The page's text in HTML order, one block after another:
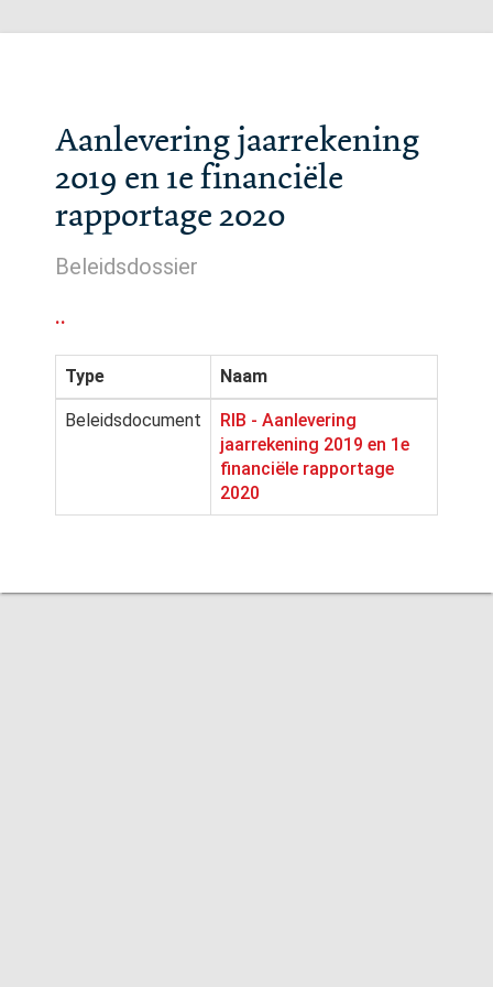
Aanlevering jaarrekening
2019 en 1e financiële
rapportage 2020
Beleidsdossier
..
Type Naam
Beleidsdocument
RIB - Aanlevering
jaarrekening 2019 en 1e
financiële rapportage
2020